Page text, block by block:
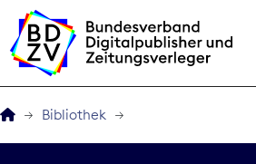
Bibliothek